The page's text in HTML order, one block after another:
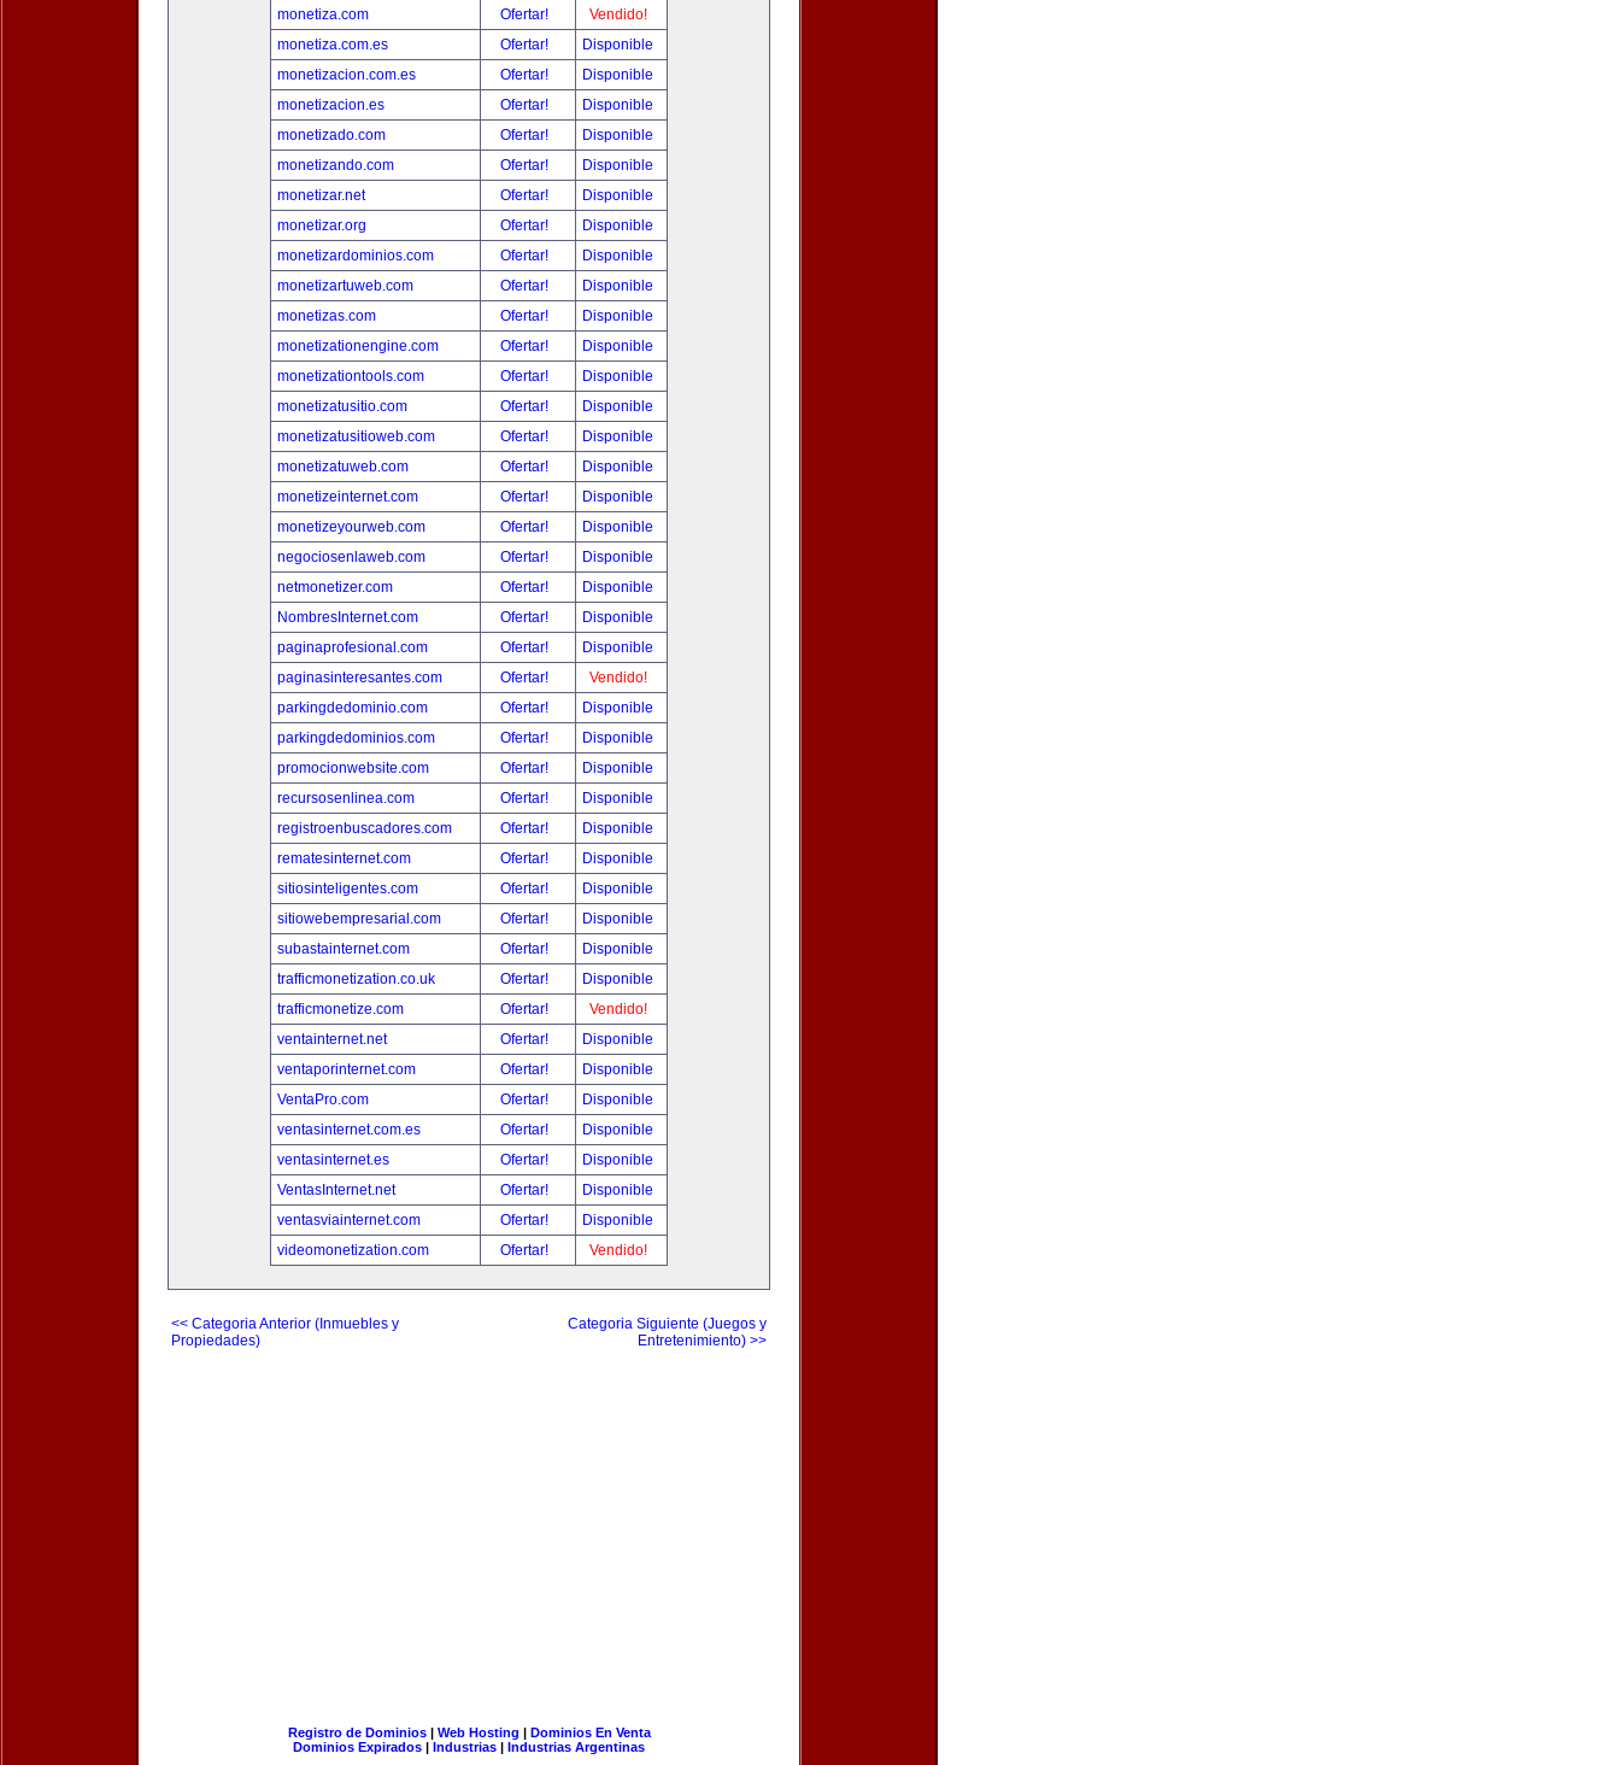
monetiza.com
Ofertar!
Vendido!
monetiza.com.es
Ofertar!
Disponible
monetizacion.com.es
Ofertar!
Disponible
monetizacion.es
Ofertar!
Disponible
monetizado.com
Ofertar!
Disponible
monetizando.com
Ofertar!
Disponible
monetizar.net
Ofertar!
Disponible
monetizar.org
Ofertar!
Disponible
monetizardominios.com
Ofertar!
Disponible
monetizartuweb.com
Ofertar!
Disponible
monetizas.com
Ofertar!
Disponible
monetizationengine.com
Ofertar!
Disponible
monetizationtools.com
Ofertar!
Disponible
monetizatusitio.com
Ofertar!
Disponible
monetizatusitioweb.com
Ofertar!
Disponible
monetizatuweb.com
Ofertar!
Disponible
monetizeinternet.com
Ofertar!
Disponible
monetizeyourweb.com
Ofertar!
Disponible
negociosenlaweb.com
Ofertar!
Disponible
netmonetizer.com
Ofertar!
Disponible
NombresInternet.com
Ofertar!
Disponible
paginaprofesional.com
Ofertar!
Disponible
paginasinteresantes.com
Ofertar!
Vendido!
parkingdedominio.com
Ofertar!
Disponible
parkingdedominios.com
Ofertar!
Disponible
promocionwebsite.com
Ofertar!
Disponible
recursosenlinea.com
Ofertar!
Disponible
registroenbuscadores.com
Ofertar!
Disponible
rematesinternet.com
Ofertar!
Disponible
sitiosinteligentes.com
Ofertar!
Disponible
sitiowebempresarial.com
Ofertar!
Disponible
subastainternet.com
Ofertar!
Disponible
trafficmonetization.co.uk
Ofertar!
Disponible
trafficmonetize.com
Ofertar!
Vendido!
ventainternet.net
Ofertar!
Disponible
ventaporinternet.com
Ofertar!
Disponible
VentaPro.com
Ofertar!
Disponible
ventasinternet.com.es
Ofertar!
Disponible
ventasinternet.es
Ofertar!
Disponible
VentasInternet.net
Ofertar!
Disponible
ventasviainternet.com
Ofertar!
Disponible
videomonetization.com
Ofertar! Vendido!
<< Categoria Anterior (Inmuebles y
Propiedades)
Categoria Siguiente (Juegos y
Entretenimiento) >>
Registro de Dominios| Web Hosting | Dominios En Venta
Dominios Expirados | Industrias | Industrias Argentinas